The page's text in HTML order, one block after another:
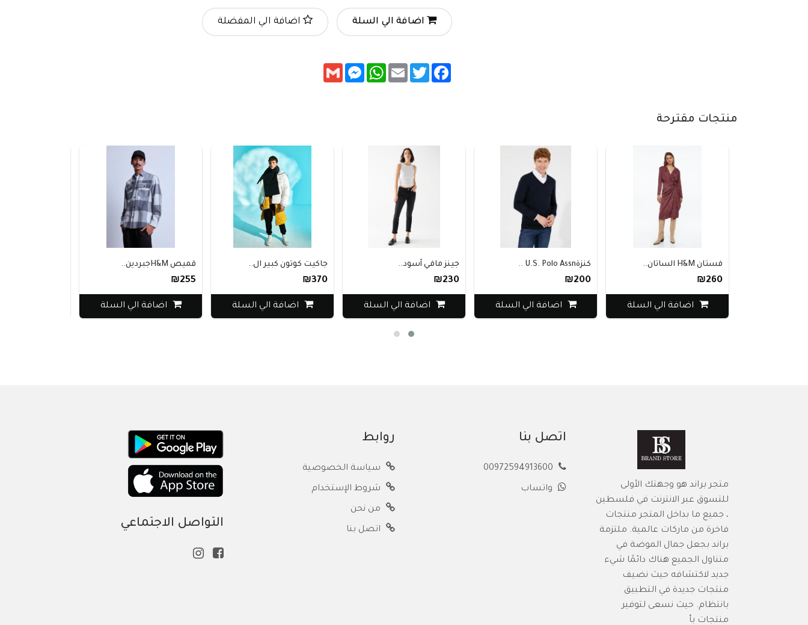
اضافة الي السلة اضافة الي المفضلة
Facebook
Twitter
Email
WhatsApp
Messenger
Gmail
منتجات مقترحة
اضافة الي السلة
كنزةU.S. Polo Assn ..
اضافة الي السلة
جينز مافي أسود..
اضافة الي السلة
جاكيت كوتون كبير ال..
اضافة الي السلة
قميص H&Mجبردين..
اضافة الي السلة
متجر براند هو وجهتك الأولى
للتسوق عبر الانترنت في فلسطين
، جميع ما بداخل المتجر منتجات
فاخرة من ماركات عالمية. ملتزمة
براند بجعل جمال الموضة في
متناول الجميع هناك دائمًا شيء
جديد لاكتشافه حيث نضيف
منتجات جديدة في التطبيق
بانتظام. حيث نسعى لتوفير
منتجات بأ
اتصل بنا
واتساب
روابط
سياسة الخصوصية
شروط الإستخدام
من نحن
اتصل بنا التواصل الاجتماعي